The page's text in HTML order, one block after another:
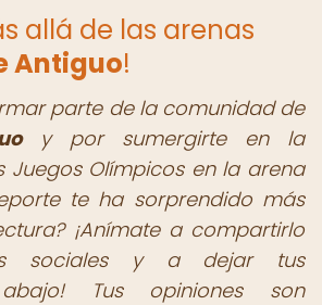
allá de las arenas
Antiguo!
parte de la comunidad de
y por sumergirte en la
Juegos Olímpicos en la arena
te ha sorprendido más
¡Anímate a compartirlo
sociales y a dejar tus
Tus opiniones son